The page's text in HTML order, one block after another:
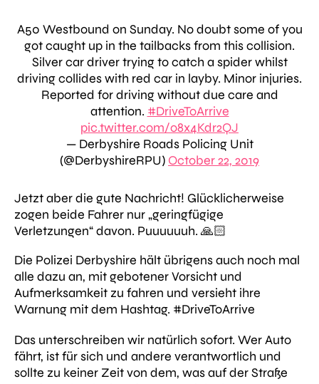
A50 Westbound on Sunday. No doubt some of you
got caught up in the tailbacks from this collision.
Silver car driver trying to catch a spider whilst
driving collides with red car in layby. Minor injuries.
Reported for driving without due care and
attention. #DriveToArrive
pic.twitter.com/o8x4Kdr2QJ
— Derbyshire Roads Policing Unit
(@DerbyshireRPU) October 22, 2019
Jetzt aber die gute Nachricht! Glücklicherweise
zogen beide Fahrer nur„geringfügige
Verletzungen“davon. Puuuuuuh. 🙏🏻
Die Polizei Derbyshire hält übrigens auch noch mal
alle dazu an, mit gebotener Vorsicht und
Aufmerksamkeit zu fahren und versieht ihre
Warnung mit dem Hashtag. #DriveToArrive
Das unterschreiben wir natürlich sofort. Wer Auto
fährt, ist für sich und andere verantwortlich und
sollte zu keiner Zeit von dem, was auf der Straße